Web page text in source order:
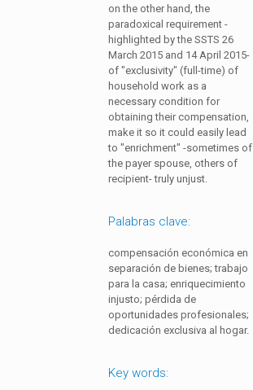
on the other hand, the
paradoxical requirement -
highlighted by the SSTS 26
March 2015 and 14 April 2015-
of "exclusivity" (full-time) of
household work as a
necessary condition for
obtaining their compensation,
make it so it could easily lead
to "enrichment" -sometimes of
the payer spouse, others of
recipient- truly unjust.
Palabras clave:
compensación económica en
separación de bienes; trabajo
para la casa; enriquecimiento
injusto; pérdida de
oportunidades profesionales;
dedicación exclusiva al hogar.
Key words: